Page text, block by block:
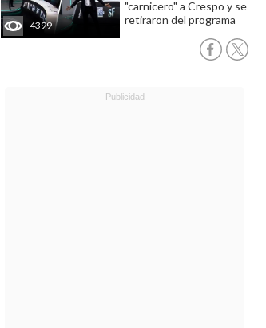
4399
"carnicero" a Crespo y se
retiraron del programa